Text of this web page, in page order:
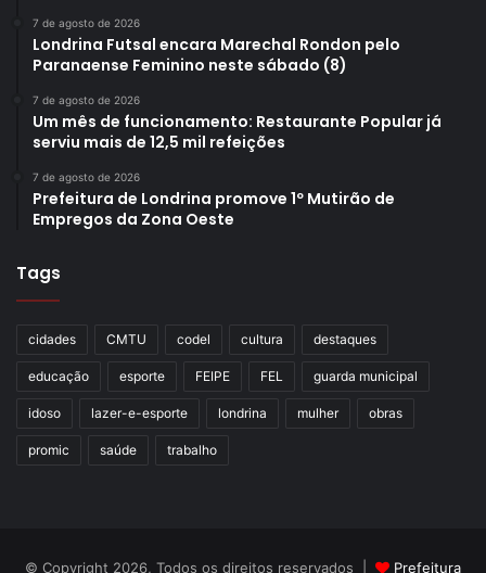
7 de agosto de 2026
Londrina Futsal encara Marechal Rondon pelo
Paranaense Feminino neste sábado (8)
7 de agosto de 2026
Um mês de funcionamento: Restaurante Popular já
serviu mais de 12,5 mil refeições
7 de agosto de 2026
Prefeitura de Londrina promove 1º Mutirão de
Empregos da Zona Oeste
Tags
cidades CMTU codel cultura destaques
educação esporte FEIPE FEL guarda municipal
idoso lazer-e-esporte londrina mulher obras
promic saúde trabalho
© Copyright 2026, Todos os direitos reservados | Prefeitura